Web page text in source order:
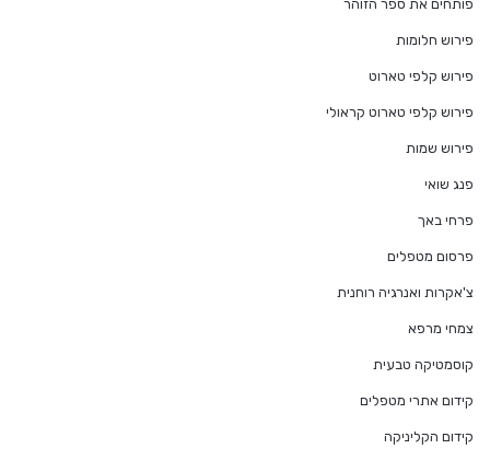
פותחים את ספר הזוהר
פירוש חלומות
פירוש קלפי טארוט
פירוש קלפי טארוט קראולי
פירוש שמות
פנג שואי
פרחי באך
פרסום מטפלים
צ'אקרות ואנרגיה רוחנית
צמחי מרפא
קוסמטיקה טבעית
קידום אתרי מטפלים
קידום הקליניקה